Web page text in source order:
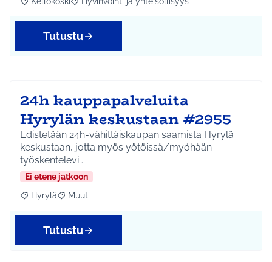
Rajaa tulokset aihepiirin mukaan: Kellokoski
Rajaa tulokset teeman mukaan: Hyvinvointi ja
Tutustu
24h kauppapalveluita
Hyrylän keskustaan #2955
Edistetään 24h-vähittäiskaupan saamista Hyrylä
keskustaan, jotta myös yötöissä/myöhään
työskentelevi…
Ei etene jatkoon
Rajaa tulokset aihepiirin mukaan: Hyrylä
Hyrylä Rajaa tulokset teeman mukaan: Muut
Muut
Tutustu